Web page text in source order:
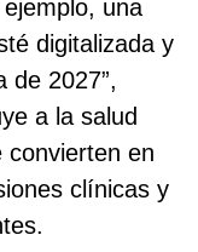
una
digitalizada y
de 2027”,
a la salud
convierten en
clínicas y